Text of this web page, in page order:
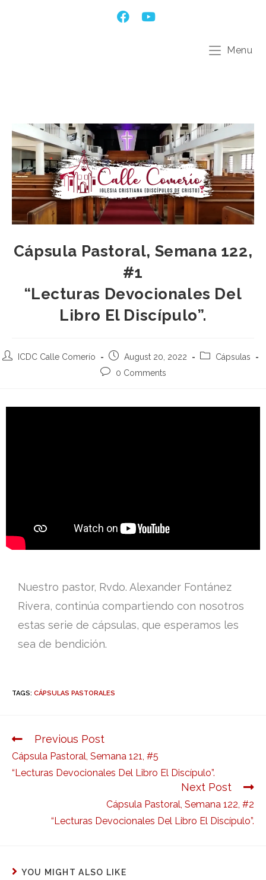
Menu
Cápsula Pastoral, Semana 122,
#1
“Lecturas Devocionales Del
Libro El Discípulo”.
ICDC Calle Comerío August 20, 2022
Cápsulas
0 Comments
Nuestro pastor, Rvdo. Alexander Fontánez
Rivera, continúa compartiendo con nosotros
estas serie de cápsulas, que esperamos les
sea de bendición.
TAGS: CÁPSULAS PASTORALES
Previous Post
Cápsula Pastoral, Semana 121, #5
“Lecturas Devocionales Del Libro El Discípulo”.
Next Post
Cápsula Pastoral, Semana 122, #2
“Lecturas Devocionales Del Libro El Discípulo”.
YOU MIGHT ALSO LIKE